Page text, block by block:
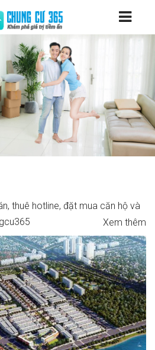
thuê hotline, đặt mua căn hộ và
Xem thêm